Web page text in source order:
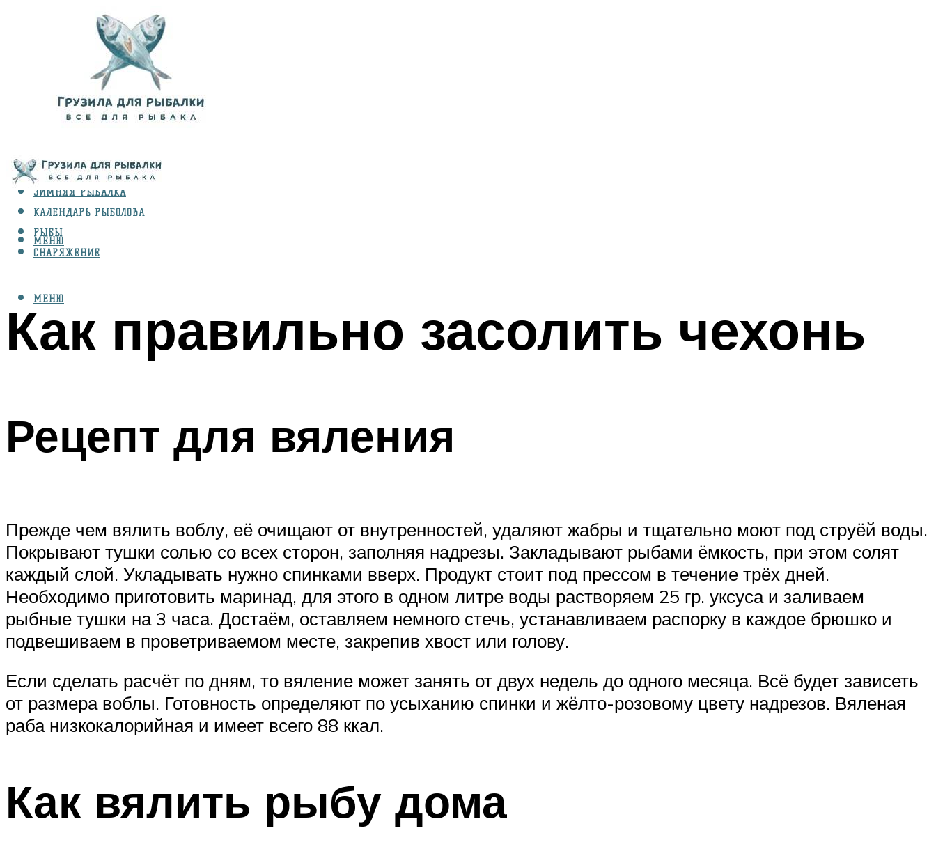
ВИДЫ ЛОВЛИ
ЗИМНЯЯ РЫБАЛКА
КАЛЕНДАРЬ РЫБОЛОВА
РЫБЫ
СНАРЯЖЕНИЕ
МЕНЮ
МЕНЮ
Как правильно засолить чехонь
Рецепт для вяления
Прежде чем вялить воблу, её очищают от внутренностей, удаляют жабры и тщательно моют под струёй воды.
Покрывают тушки солью со всех сторон, заполняя надрезы. Закладывают рыбами ёмкость, при этом солят
каждый слой. Укладывать нужно спинками вверх. Продукт стоит под прессом в течение трёх дней.
Необходимо приготовить маринад, для этого в одном литре воды растворяем 25 гр. уксуса и заливаем
рыбные тушки на 3 часа. Достаём, оставляем немного стечь, устанавливаем распорку в каждое брюшко и
подвешиваем в проветриваемом месте, закрепив хвост или голову.
Если сделать расчёт по дням, то вяление может занять от двух недель до одного месяца. Всё будет зависеть
от размера воблы. Готовность определяют по усыханию спинки и жёлто-розовому цвету надрезов. Вяленая
раба низкокалорийная и имеет всего 88 ккал.
Как вялить рыбу дома